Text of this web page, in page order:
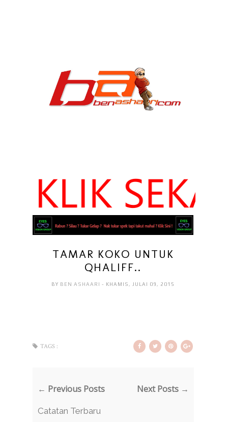
TAMAR KOKO UNTUK
QHALIFF..
BY BEN ASHAARI- KHAMIS, JULAI 09, 2015
TAGS :
← Previous Posts
Catatan Terbaru
Next Posts →